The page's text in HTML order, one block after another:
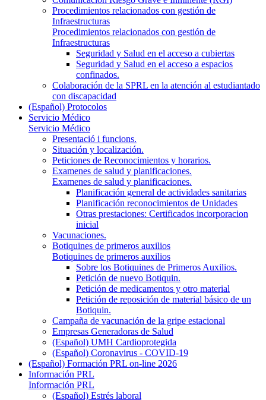
Procedimientos relacionados con gestión de
Infraestructuras
Procedimientos relacionados con gestión de
Infraestructuras
Seguridad y Salud en el acceso a cubiertas
Seguridad y Salud en el acceso a espacios
confinados.
Colaboración de la SPRL en la atención al estudiantado
con discapacidad
(Español) Protocolos
Servicio Médico
Servicio Médico
Presentació i funcions.
Situación y localización.
Peticiones de Reconocimientos y horarios.
Examenes de salud y planificaciones.
Examenes de salud y planificaciones.
Planificación general de actividades sanitarias
Planificación reconocimientos de Unidades
Otras prestaciones: Certificados incorporacion
inicial
Vacunaciones.
Botiquines de primeros auxilios
Botiquines de primeros auxilios
Sobre los Botiquines de Primeros Auxilios.
Petición de nuevo Botiquin.
Petición de medicamentos y otro material
Petición de reposición de material básico de un
Botiquin.
Campaña de vacunación de la gripe estacional
Empresas Generadoras de Salud
(Español) UMH Cardioprotegida
(Español) Coronavirus - COVID-19
(Español) Formación PRL on-line 2026
Información PRL
Información PRL
(Español) Estrés laboral